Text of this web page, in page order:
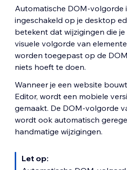
Automatische DOM-volgorde
ingeschakeld op je desktop
betekent dat wijzigingen die
visuele volgorde van
worden toegepast op de
niets hoeft te doen.
Wanneer je een website
Editor, wordt een mobiele
gemaakt. De DOM-volgorde
wordt ook automatisch
handmatige wijzigingen.
Let op: